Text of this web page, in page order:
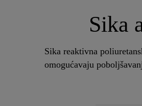
Sika
Sika reaktivna
omogućavaju